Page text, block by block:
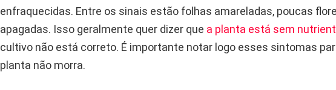
enfraquecidas. Entre os sinais estão folhas amareladas, poucas
apagadas. Isso geralmente quer dizer que a planta está sem
cultivo não está correto. É importante notar logo esses sintomas
planta não morra.